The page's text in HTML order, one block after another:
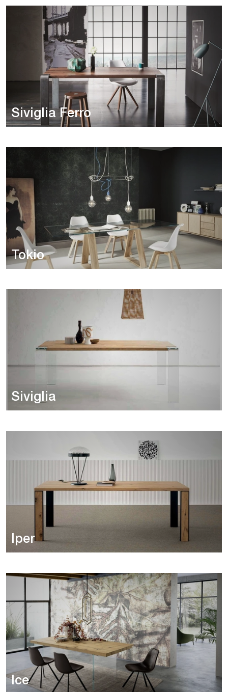
Siviglia Ferro
Tokio
Siviglia
Iper
Ice